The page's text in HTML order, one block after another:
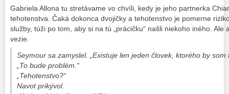
Gabriela Allona tu stretávame vo chvíli, kedy je jeho partnerka
tehotenstva. Čaká dokonca dvojičky a tehotenstvo je pomerne
služby, túži po tom, aby si na tú „prácičku“ našli niekoho iného.
vezie.
Seymour sa zamyslel. „Existuje len jeden človek, ktorého by
„To bude problém.“
„Tehotenstvo?“
Navot prikývol.